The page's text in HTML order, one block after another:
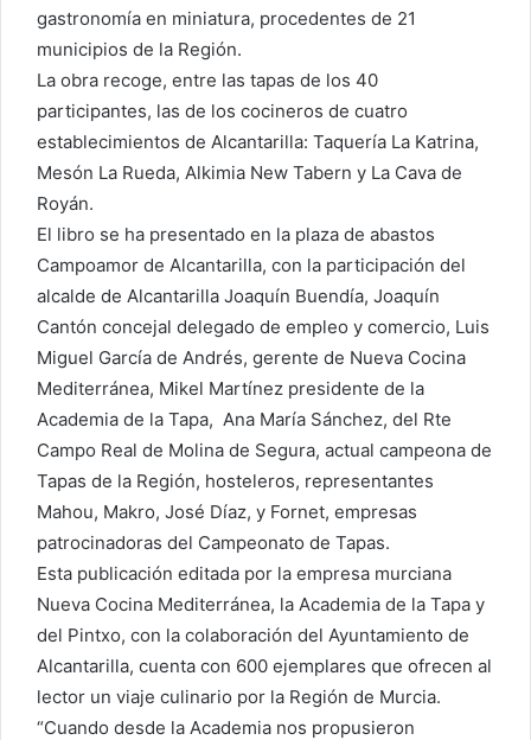
gastronomía en miniatura, procedentes de 21
municipios de la Región.
La obra recoge, entre las tapas de los 40
participantes, las de los cocineros de cuatro
establecimientos de Alcantarilla: Taquería La Katrina,
Mesón La Rueda, Alkimia New Tabern y La Cava de
Royán.
El libro se ha presentado en la plaza de abastos
Campoamor de Alcantarilla, con la participación del
alcalde de Alcantarilla Joaquín Buendía, Joaquín
Cantón concejal delegado de empleo y comercio, Luis
Miguel García de Andrés, gerente de Nueva Cocina
Mediterránea, Mikel Martínez presidente de la
Academia de la Tapa, Ana María Sánchez, del Rte
Campo Real de Molina de Segura, actual campeona de
Tapas de la Región, hosteleros, representantes
Mahou, Makro, José Díaz, y Fornet, empresas
patrocinadoras del Campeonato de Tapas.
Esta publicación editada por la empresa murciana
Nueva Cocina Mediterránea, la Academia de la Tapa y
del Pintxo, con la colaboración del Ayuntamiento de
Alcantarilla, cuenta con 600 ejemplares que ofrecen al
lector un viaje culinario por la Región de Murcia.
“Cuando desde la Academia nos propusieron